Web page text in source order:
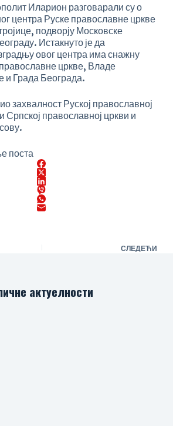
Иларион разговарали су о
центра Руске православне цркве
подворју Московске
Истакнуто је да
овог центра има снажну
цркве, Владе
и Града Београда.
захвалност Руској православној
Српској православној цркви и
поста
СЛЕДЕЋИ
актуелности